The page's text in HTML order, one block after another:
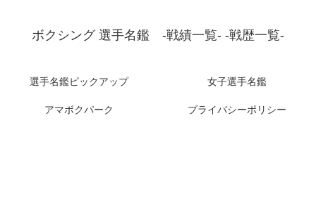
ボクシング 選手名鑑 -戦績一覧- -戦歴一覧-
選手名鑑ピックアップ 女子選手名鑑
アマボクパーク プライバシーポリシー